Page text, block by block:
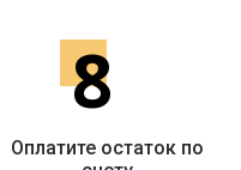
8
Оплатите остаток по